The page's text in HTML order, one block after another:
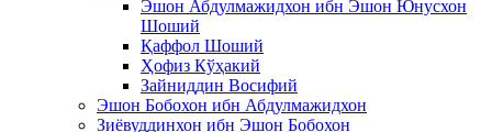
Эшон Абдулмажидхон ибн Эшон Юнусхон
Шоший
Қаффол Шоший
Ҳофиз Кўҳакий
Зайниддин Восифий
Эшон Бобохон ибн Абдулмажидхон
Зиёвуддинхон ибн Эшон Бобохон